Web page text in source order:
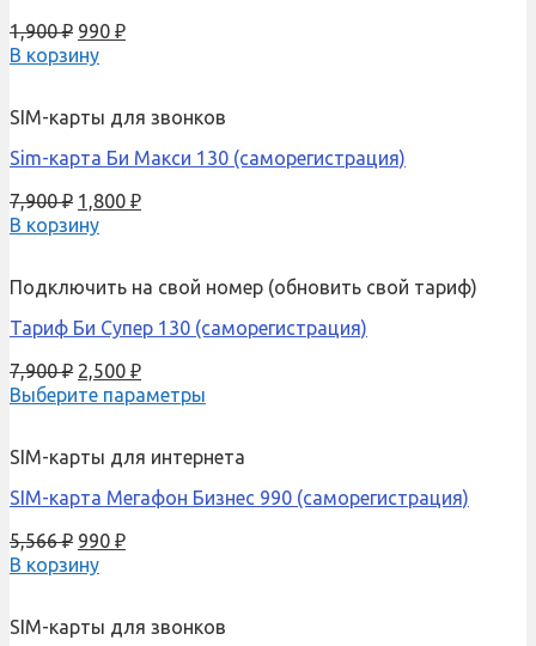
1,900₽ 990 ₽
В корзину
SIM-карты для звонков
Sim-карта Би Макси 130 (саморегистрация)
7,900₽ 1,800 ₽
В корзину
Подключить на свой номер (обновить свой тариф)
Тариф Би Супер 130 (саморегистрация)
7,900₽ 2,500 ₽
Выберите параметры
SIM-карты для интернета
SIM-карта Мегафон Бизнес 990 (саморегистрация)
5,566₽ 990 ₽
В корзину
SIM-карты для звонков